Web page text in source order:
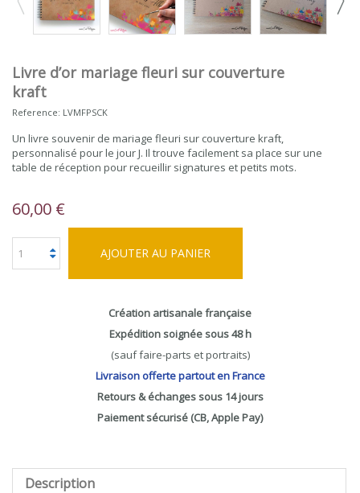
Livre d’or mariage fleuri sur couverture
kraft
Reference: LVMFPSCK
Un livre souvenir de mariage fleuri sur couverture kraft,
personnalisé pour le jour J. Il trouve facilement sa place sur une
table de réception pour recueillir signatures et petits mots.
60,00 €
AJOUTER AU PANIER
Création artisanale française
Expédition soignée sous 48 h
(sauf faire-parts et portraits)
Livraison offerte partout en France
Retours & échanges sous 14 jours
Paiement sécurisé (CB, Apple Pay)
Description